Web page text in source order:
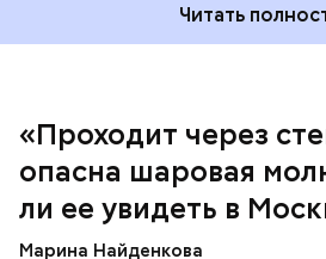
Читать
«Проходит через
опасна шаровая
ли ее увидеть в
Марина Найденкова
Среднее время жизни молнии
средней) около 30 секунд.
и до нескольких минут, отметил